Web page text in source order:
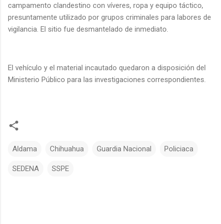
campamento clandestino con víveres, ropa y equipo táctico,
presuntamente utilizado por grupos criminales para labores de
vigilancia. El sitio fue desmantelado de inmediato.
El vehículo y el material incautado quedaron a disposición del
Ministerio Público para las investigaciones correspondientes.
Aldama Chihuahua Guardia Nacional Policiaca
SEDENA SSPE